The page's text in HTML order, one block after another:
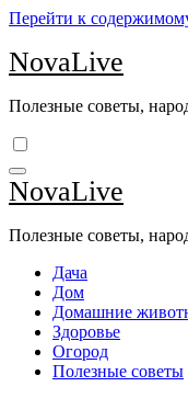
Перейти к
NovaLive
Полезные советы,
NovaLive
Полезные советы,
Дача
Дом
Домашние
Здоровье
Огород
Полезные советы